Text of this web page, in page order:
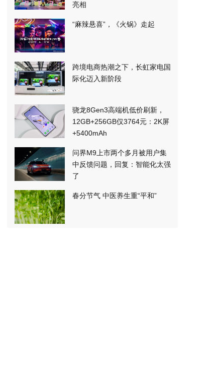
亮相
“麻辣悬喜”，《火锅》走起
跨境电商热潮之下，长虹家电国
际化迈入新阶段
骁龙8Gen3高端机低价刷新，
12GB+256GB仅3764元：2K屏
+5400mAh
问界M9上市两个多月被用户集
中反馈问题，回复：智能化太强
了
春分节气 中医养生重“平和”